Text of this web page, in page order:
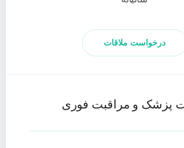
درخواست ملاقات
پزشک و مراقبت فوری